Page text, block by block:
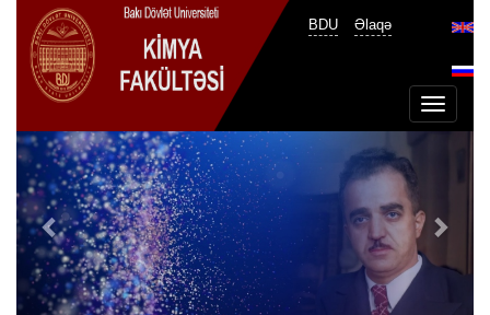
Əlaqə
BDU
Toggle
Previous